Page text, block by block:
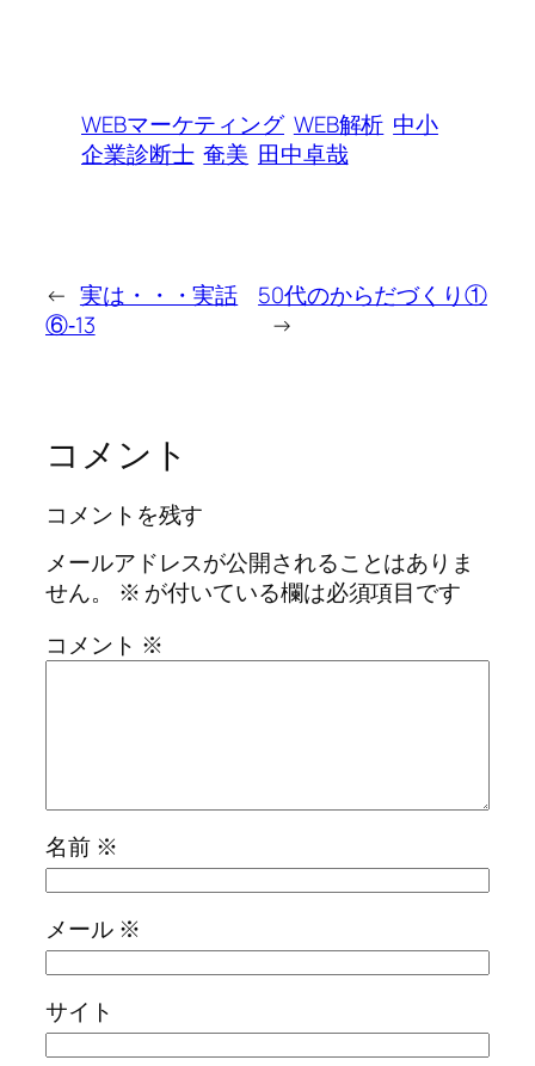
WEBマーケティング WEB解析 中小
企業診断士 奄美 田中卓哉
← 実は・・・実話
⑥‐13
50代のからだづくり①
→
コメント
コメントを残す
メールアドレスが公開されることはありま
せん。
※ が付いている欄は必須項目です
コメント ※
名前 ※
メール ※
サイト